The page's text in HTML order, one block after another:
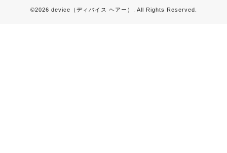
©2026 device（ディバイス ヘアー） . All Rights Reserved.